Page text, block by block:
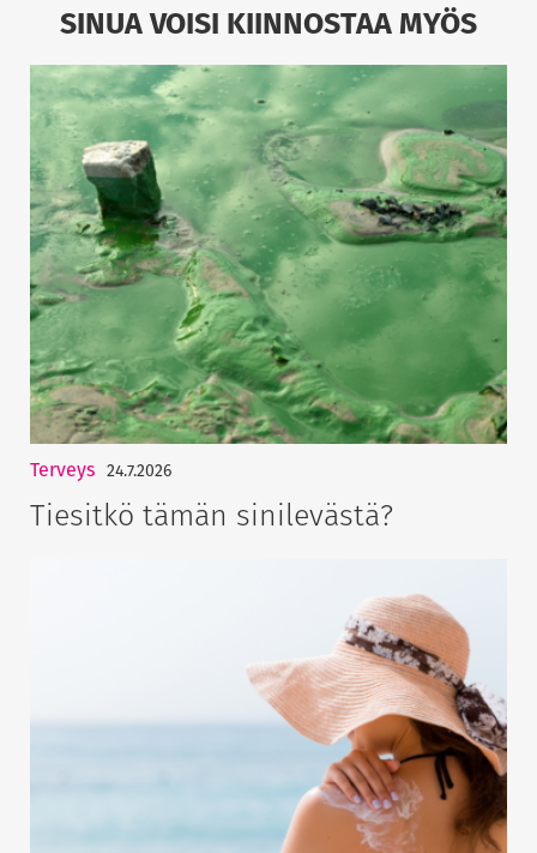
SINUA VOISI KIINNOSTAA MYÖS
Terveys 24.7.2026
Tiesitkö tämän sinilevästä?